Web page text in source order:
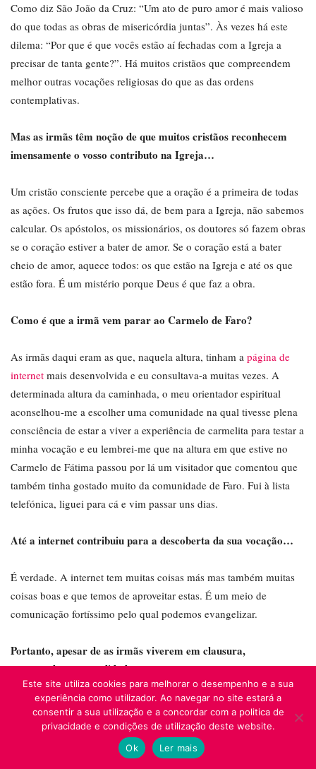
Como diz São João da Cruz: “Um ato de puro amor é mais valioso
do que todas as obras de misericórdia juntas”. Às vezes há este
dilema: “Por que é que vocês estão aí fechadas com a Igreja a
precisar de tanta gente?”. Há muitos cristãos que compreendem
melhor outras vocações religiosas do que as das ordens
contemplativas.
Mas as irmãs têm noção de que muitos cristãos reconhecem
imensamente o vosso contributo na Igreja…
Um cristão consciente percebe que a oração é a primeira de todas
as ações. Os frutos que isso dá, de bem para a Igreja, não sabemos
calcular. Os apóstolos, os missionários, os doutores só fazem obras
se o coração estiver a bater de amor. Se o coração está a bater
cheio de amor, aquece todos: os que estão na Igreja e até os que
estão fora. É um mistério porque Deus é que faz a obra.
Como é que a irmã vem parar ao Carmelo de Faro?
As irmãs daqui eram as que, naquela altura, tinham a página de
internet mais desenvolvida e eu consultava-a muitas vezes. A
determinada altura da caminhada, o meu orientador espiritual
aconselhou-me a escolher uma comunidade na qual tivesse plena
consciência de estar a viver a experiência de carmelita para testar a
minha vocação e eu lembrei-me que na altura em que estive no
Carmelo de Fátima passou por lá um visitador que comentou que
também tinha gostado muito da comunidade de Faro. Fui à lista
telefónica, liguei para cá e vim passar uns dias.
Até a internet contribuiu para a descoberta da sua vocação…
É verdade. A internet tem muitas coisas más mas também muitas
coisas boas e que temos de aproveitar estas. É um meio de
comunicação fortíssimo pelo qual podemos evangelizar.
Portanto, apesar de as irmãs viverem em clausura,
acompanham a atualidade…
Sim. Vivemos a nossa intimidade com Deus para acender esse
«fogo» que abranja todos, sempre viradas para o que está a
acontecer no mundo, mas sem entrarmos nesse frenesim que se
vive hoje, sobretudo na área da comunicação.
Este site utiliza cookies para melhorar o desempenho e a sua
experiência como utilizador. Ao navegar no site estará a
consentir a sua utilização e a concordar com a politica de
privacidade e condições de utilização deste website.
Ok
Ler mais